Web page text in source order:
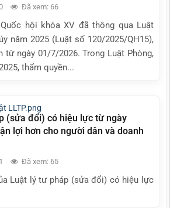
Đã xem: 66
hội khóa XV đã thông qua Luật
năm 2025 (Luật số 120/2025/QH15),
từ ngày 01/7/2026. Trong Luật Phòng,
thẩm quyền...
(sửa đổi) có hiệu lực từ ngày
lợi hơn cho người dân và doanh
Đã xem: 65
Luật lý tư pháp (sửa đổi) có hiệu lực